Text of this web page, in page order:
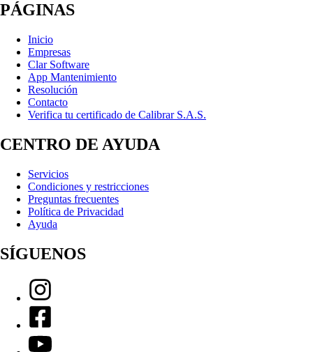
PÁGINAS
Inicio
Empresas
Clar Software
App Mantenimiento
Resolución
Contacto
Verifica tu certificado de Calibrar S.A.S.
CENTRO DE AYUDA
Servicios
Condiciones y restricciones
Preguntas frecuentes
Política de Privacidad
Ayuda
SÍGUENOS